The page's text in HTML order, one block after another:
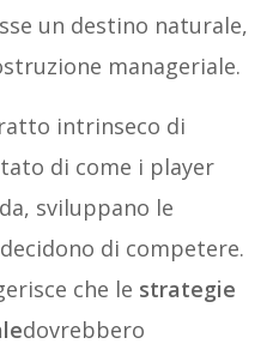
un destino naturale,
manageriale.
intrinseco di
di come i player
sviluppano le
di competere.
che le strategie
dovrebbero